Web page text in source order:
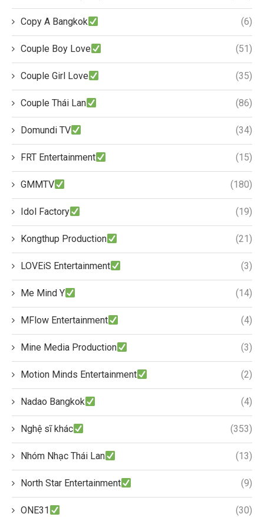
Copy A Bangkok (6)
Couple Boy Love (51)
Couple Girl Love (35)
Couple Thái Lan (86)
Domundi TV (34)
FRT Entertainment (15)
GMMTV (180)
Idol Factory (19)
Kongthup Production (21)
LOVEiS Entertainment (3)
Me Mind Y (14)
MFlow Entertainment (4)
Mine Media Production (3)
Motion Minds Entertainment (2)
Nadao Bangkok (4)
Nghệ sĩ khác (353)
Nhóm Nhạc Thái Lan (13)
North Star Entertainment (9)
ONE31 (30)